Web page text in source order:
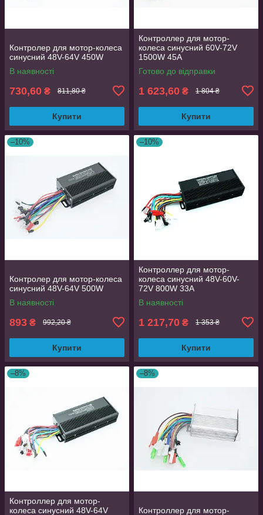
Контролер для мотор-колеса
синусний 48V-64V 450W
В наявності
730,60 ₴ 811,80 ₴
Купити
Контроллер для мотор-
колеса синусний 60V-72V
1500W 45A
Готово до відправки
1 623,60 ₴ 1 804 ₴
Купити
–10%
Контролер для мотор-колеса
синусний 48V-64V 500W
В наявності
893 ₴ 992,20 ₴
Купити
–10%
Контроллер для мотор-
колеса синусний 48V-60V-
72V 800W 33A
В наявності
1 217,70 ₴ 1 353 ₴
Купити
–8%
Контроллер для мотор-
колеса синусний 48V-64V
–8%
Контроллер для мотор-